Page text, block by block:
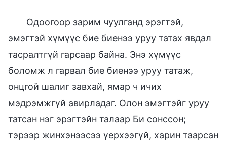
Одоогоор зарим чуулганд эрэгтэй,
эмэгтэй хүмүүс бие биенээ уруу татах явдал
тасралтгүй гарсаар байна. Энэ хүмүүс
боломж л гарвал бие биенээ уруу татаж,
онцгой шалиг завхай, ямар ч ичих
мэдрэмжгүй авирладаг. Олон эмэгтэйг уруу
татсан нэг эрэгтэйн талаар Би сонссон;
тэрээр жинхэнээсээ үерхээгүй, харин таарсан